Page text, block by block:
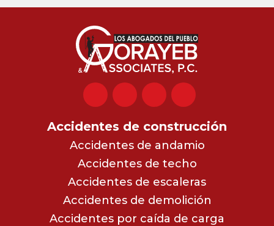
Accidentes de construcción
Accidentes de andamio
Accidentes de techo
Accidentes de escaleras
Accidentes de demolición
Accidentes por caída de carga